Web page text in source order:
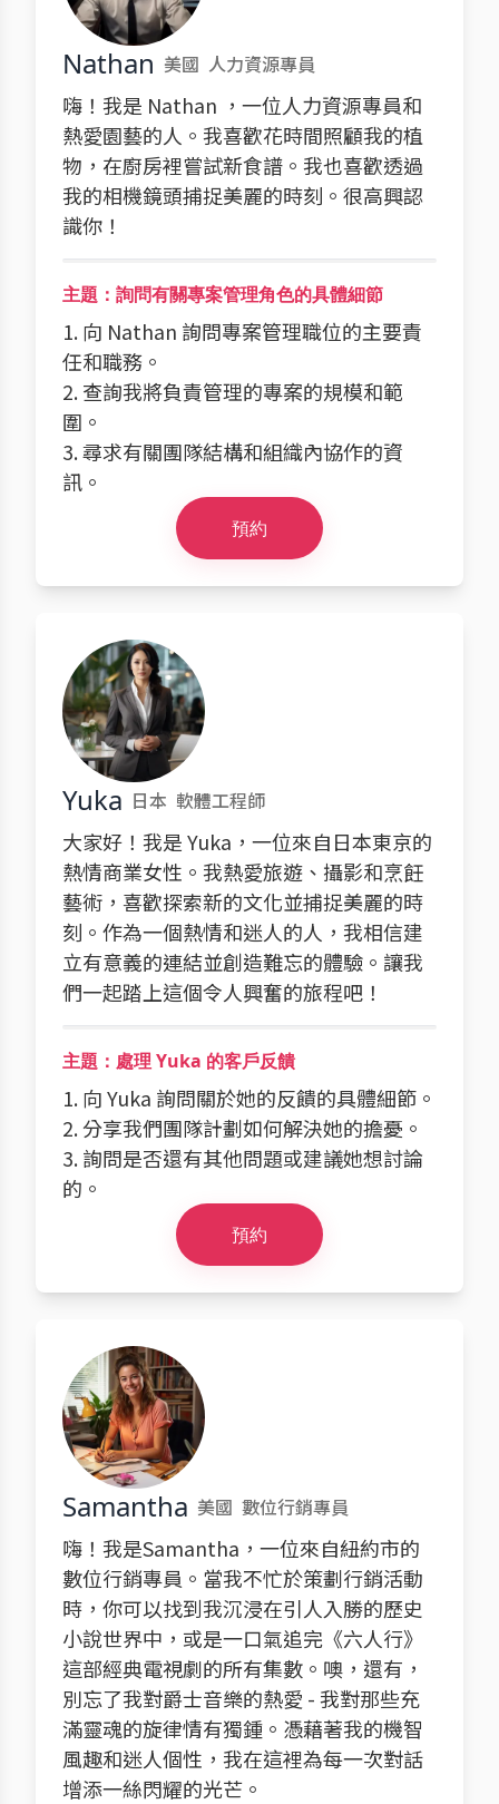
Nathan 美國 人力資源專員
嗨！我是 Nathan ，一位人力資源專員和
熱愛園藝的人。我喜歡花時間照顧我的植
物，在廚房裡嘗試新食譜。我也喜歡透過
我的相機鏡頭捕捉美麗的時刻。很高興認
識你！
主題：詢問有關專案管理角色的具體細節
1. 向 Nathan 詢問專案管理職位的主要責
任和職務。
2. 查詢我將負責管理的專案的規模和範
圍。
3. 尋求有關團隊結構和組織內協作的資
訊。
預約
Yuka 日本 軟體工程師
大家好！我是 Yuka，一位來自日本東京的
熱情商業女性。我熱愛旅遊、攝影和烹飪
藝術，喜歡探索新的文化並捕捉美麗的時
刻。作為一個熱情和迷人的人，我相信建
立有意義的連結並創造難忘的體驗。讓我
們一起踏上這個令人興奮的旅程吧！
主題：處理 Yuka 的客戶反饋
1. 向 Yuka 詢問關於她的反饋的具體細節。
2. 分享我們團隊計劃如何解決她的擔憂。
3. 詢問是否還有其他問題或建議她想討論
的。
預約
Samantha 美國 數位行銷專員
嗨！我是Samantha，一位來自紐約市的
數位行銷專員。當我不忙於策劃行銷活動
時，你可以找到我沉浸在引人入勝的歷史
小說世界中，或是一口氣追完《六人行》
這部經典電視劇的所有集數。噢，還有，
別忘了我對爵士音樂的熱愛 - 我對那些充
滿靈魂的旋律情有獨鍾。憑藉著我的機智
風趣和迷人個性，我在這裡為每一次對話
增添一絲閃耀的光芒。